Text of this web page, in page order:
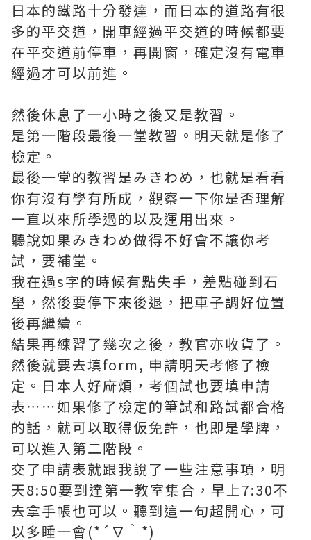
日本的鐵路十分發達，而日本的道路有很
多的平交道，開車經過平交道的時候都要
在平交道前停車，再開窗，確定沒有電車
經過才可以前進。
然後休息了一小時之後又是教習。
是第一階段最後一堂教習。明天就是修了
檢定。
最後一堂的教習是みきわめ，也就是看看
你有沒有學有所成，觀察一下你是否理解
一直以來所學過的以及運用出來。
聽說如果みきわめ做得不好會不讓你考
試，要補堂。
我在過s字的時候有點失手，差點碰到石
壆，然後要停下來後退，把車子調好位置
後再繼續。
結果再練習了幾次之後，教官亦收貨了。
然後就要去填form, 申請明天考修了檢
定。日本人好麻煩，考個試也要填申請
表⋯⋯如果修了檢定的筆試和路試都合格
的話，就可以取得仮免許，也即是學牌，
可以進入第二階段。
交了申請表就跟我說了一些注意事項，明
天8:50要到達第一教室集合，早上7:30不
去拿手帳也可以。聽到這一句超開心，可
以多睡一會(*´∇｀*)